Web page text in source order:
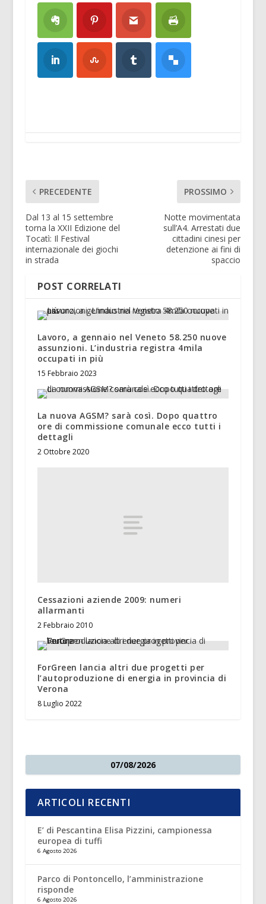
PRECEDENTE
Dal 13 al 15 settembre
torna la XXII Edizione del
Tocatì: Il Festival
internazionale dei giochi
in strada
PROSSIMO
Notte movimentata
sull’A4. Arrestati due
cittadini cinesi per
detenzione ai fini di
spaccio
POST CORRELATI
Lavoro, a gennaio nel Veneto 58.250 nuove
assunzioni. L’industria registra 4mila
occupati in più
15 Febbraio 2023
La nuova AGSM? sarà così. Dopo quattro
ore di commissione comunale ecco tutti i
dettagli
2 Ottobre 2020
Cessazioni aziende 2009: numeri
allarmanti
2 Febbraio 2010
ForGreen lancia altri due progetti per
l’autoproduzione di energia in provincia di
Verona
8 Luglio 2022
07/08/2026
ARTICOLI RECENTI
E’ di Pescantina Elisa Pizzini, campionessa
europea di tuffi
6 Agosto 2026
Parco di Pontoncello, l’amministrazione
risponde
6 Agosto 2026